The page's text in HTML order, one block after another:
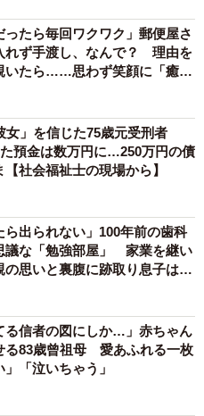
ったら毎回ワクワク」郵便屋さ
れず手渡し、なんで？ 理由を
いたら……思わず笑顔に「癒し
女」を信じた75歳元受刑者
預金は数万円に…250万円の債
社会福祉士の現場から】
ら出られない」100年前の歯科
議な「勉強部屋」 家業を継い
の思いと裏腹に跡取り息子は…
る信者の図にしか…」赤ちゃん
る83歳曾祖母 愛あふれる一枚
「泣いちゃう」